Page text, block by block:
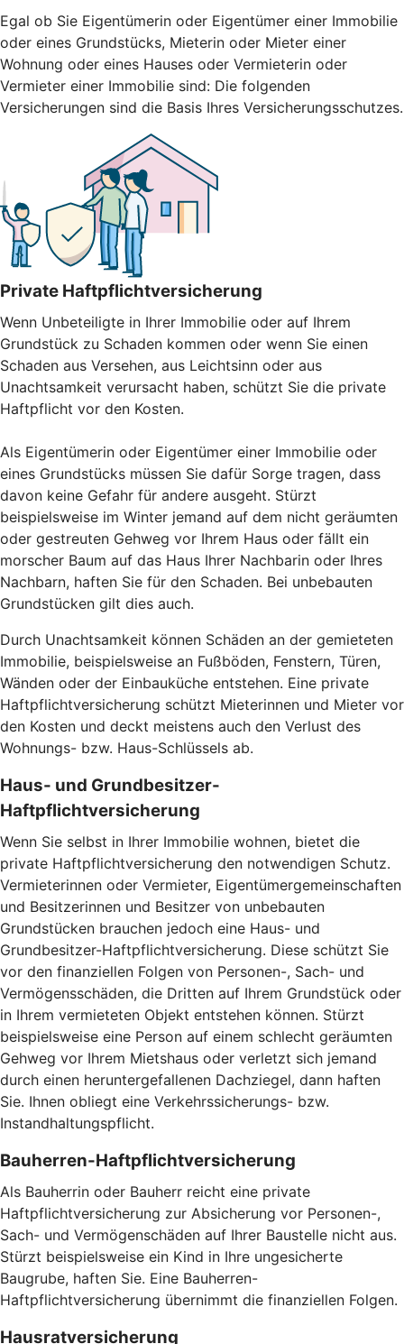
Egal ob Sie Eigentümerin oder Eigentümer einer Immobilie
oder eines Grundstücks, Mieterin oder Mieter einer
Wohnung oder eines Hauses oder Vermieterin oder
Vermieter einer Immobilie sind: Die folgenden
Versicherungen sind die Basis Ihres Versicherungsschutzes.
Private Haftpflichtversicherung
Wenn Unbeteiligte in Ihrer Immobilie oder auf Ihrem
Grundstück zu Schaden kommen oder wenn Sie einen
Schaden aus Versehen, aus Leichtsinn oder aus
Unachtsamkeit verursacht haben, schützt Sie die private
Haftpflicht vor den Kosten.
Als Eigentümerin oder Eigentümer einer Immobilie oder
eines Grundstücks müssen Sie dafür Sorge tragen, dass
davon keine Gefahr für andere ausgeht. Stürzt
beispielsweise im Winter jemand auf dem nicht geräumten
oder gestreuten Gehweg vor Ihrem Haus oder fällt ein
morscher Baum auf das Haus Ihrer Nachbarin oder Ihres
Nachbarn, haften Sie für den Schaden. Bei unbebauten
Grundstücken gilt dies auch.
Durch Unachtsamkeit können Schäden an der gemieteten
Immobilie, beispielsweise an Fußböden, Fenstern, Türen,
Wänden oder der Einbauküche entstehen. Eine private
Haftpflichtversicherung schützt Mieterinnen und Mieter vor
den Kosten und deckt meistens auch den Verlust des
Wohnungs- bzw. Haus-Schlüssels ab.
Haus- und Grundbesitzer-
Haftpflichtversicherung
Wenn Sie selbst in Ihrer Immobilie wohnen, bietet die
private Haftpflichtversicherung den notwendigen Schutz.
Vermieterinnen oder Vermieter, Eigentümergemeinschaften
und Besitzerinnen und Besitzer von unbebauten
Grundstücken brauchen jedoch eine Haus- und
Grundbesitzer-Haftpflichtversicherung. Diese schützt Sie
vor den finanziellen Folgen von Personen-, Sach- und
Vermögensschäden, die Dritten auf Ihrem Grundstück oder
in Ihrem vermieteten Objekt entstehen können. Stürzt
beispielsweise eine Person auf einem schlecht geräumten
Gehweg vor Ihrem Mietshaus oder verletzt sich jemand
durch einen heruntergefallenen Dachziegel, dann haften
Sie. Ihnen obliegt eine Verkehrssicherungs- bzw.
Instandhaltungspflicht.
Bauherren-Haftpflichtversicherung
Als Bauherrin oder Bauherr reicht eine private
Haftpflichtversicherung zur Absicherung vor Personen-,
Sach- und Vermögenschäden auf Ihrer Baustelle nicht aus.
Stürzt beispielsweise ein Kind in Ihre ungesicherte
Baugrube, haften Sie. Eine Bauherren-
Haftpflichtversicherung übernimmt die finanziellen Folgen.
Hausratversicherung